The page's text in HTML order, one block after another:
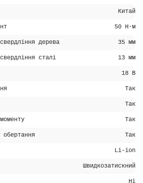
Китай
50 Н·м
дерева 35 мм
сталі 13 мм
18 В
Так
Так
Так
обертання Так
Li-ion
Швидкозатискний
Ні